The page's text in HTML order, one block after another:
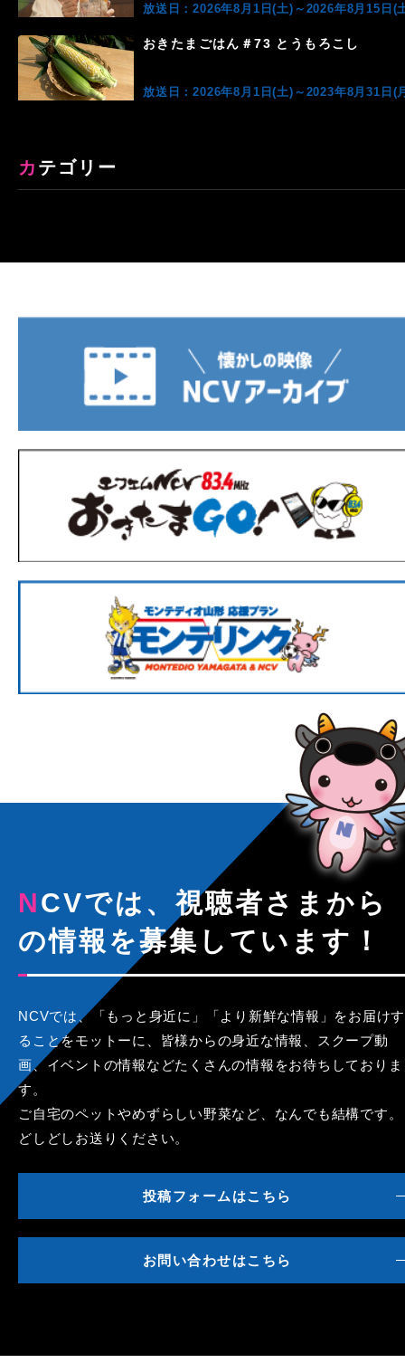
放送日：2026年8月1日(土)～2026年8月15日(
おきたまごはん＃73 とうもろこし
放送日：2026年8月1日(土)～2023年8月31日(
カテゴリー
NCVでは、視聴者さまから
の情報を募集しています！
NCVでは、「もっと身近に」「より新鮮な情報」をお届けす
ることをモットーに、皆様からの身近な情報、スクープ動
画、イベントの情報などたくさんの情報をお待ちしておりま
す。
ご自宅のペットやめずらしい野菜など、なんでも結構です。
どしどしお送りください。
投稿フォームはこちら
お問い合わせはこちら